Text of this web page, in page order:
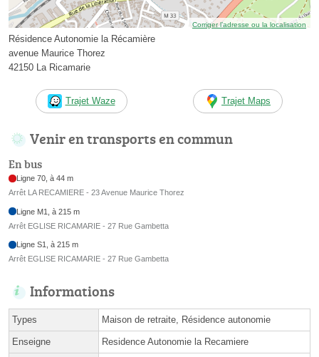
Corriger l’adresse ou la localisation
Résidence Autonomie la Récamière
avenue Maurice Thorez
42150 La Ricamarie
Trajet Waze Trajet Maps
Venir en transports en commun
En bus
Ligne 70, à 44 m
Arrêt LA RECAMIERE - 23 Avenue Maurice Thorez
Ligne M1, à 215 m
Arrêt EGLISE RICAMARIE - 27 Rue Gambetta
Ligne S1, à 215 m
Arrêt EGLISE RICAMARIE - 27 Rue Gambetta
Informations
Types Maison de retraite, Résidence autonomie
Enseigne Residence Autonomie la Recamiere